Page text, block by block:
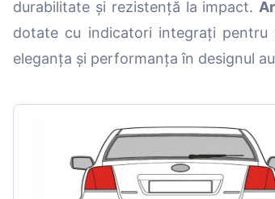
durabilitate și rezistență la impact.
dotate cu indicatori integrați pentru
eleganța și performanța în designul